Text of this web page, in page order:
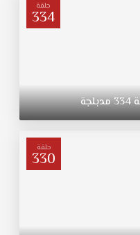
حلقة
334
334مدبلجة
حلقة
330